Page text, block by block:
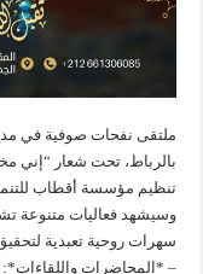
بالرباط، تحت شعار “إني
تنظيم مؤسسة أقطاب
وسيشهد فعاليات متنوعة
سهرات روحية تعبدية
– *المحاضرات